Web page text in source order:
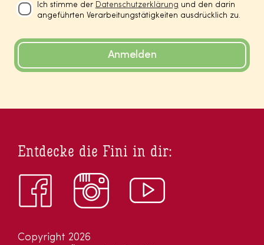
Ich stimme der Datenschutzerklärung und den darin
angeführten Verarbeitungstätigkeiten ausdrücklich zu.
Anmelden
Copyright 2026
Entdecke die Fini in dir: